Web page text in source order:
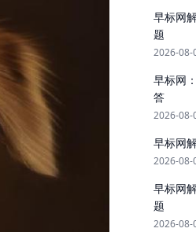
早标网
题
2026-08-
早标网
答
2026-08-
早标网
2026-08-
早标网
题
2026-08-